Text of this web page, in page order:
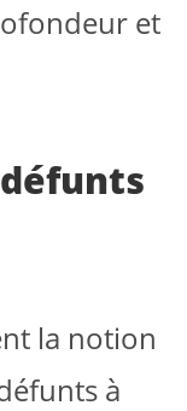
et
la notion
à